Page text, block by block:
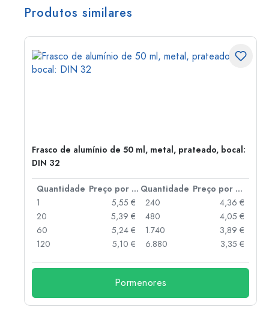
Produtos similares
Frasco de alumínio de 50 ml, metal, prateado, bocal:
DIN 32
Quantidade Preço por peça Quantidade
Preço por peça
1
5,55 €
20
5,39 €
60
5,24 €
120
5,10 €
240
4,36 €
480
4,05 €
1.740
3,89 €
6.880
3,35 €
Pormenores